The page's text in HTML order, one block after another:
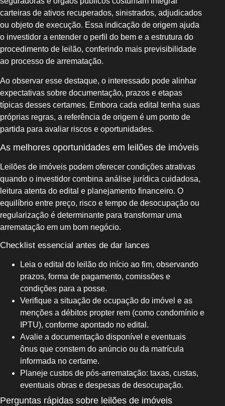
carteiras de ativos recuperados, sinistrados, adjudicados
ou objeto de execução. Essa indicação de origem ajuda
o investidor a entender o perfil do bem e a estrutura do
procedimento de leilão, conferindo mais previsibilidade
ao processo de arrematação.
Ao observar esse destaque, o interessado pode alinhar
expectativas sobre documentação, prazos e etapas
típicas desses certames. Embora cada edital tenha suas
próprias regras, a referência de origem é um ponto de
partida para avaliar riscos e oportunidades.
As melhores oportunidades em leilões de imóveis
Leilões de imóveis podem oferecer condições atrativas
quando o investidor combina análise jurídica cuidadosa,
leitura atenta do edital e planejamento financeiro. O
equilíbrio entre preço, risco e tempo de desocupação ou
regularização é determinante para transformar uma
arrematação em um bom negócio.
Checklist essencial antes de dar lances
Leia o edital do leilão do início ao fim, observando
prazos, forma de pagamento, comissões e
condições para a posse.
Verifique a situação de ocupação do imóvel e as
menções a débitos propter rem (como condomínio e
IPTU), conforme apontado no edital.
Avalie a documentação disponível e eventuais
ônus que constem do anúncio ou da matrícula
informada no certame.
Planeje custos de pós-arrematação: taxas, custas,
eventuais obras e despesas de desocupação.
Perguntas rápidas sobre leilões de imóveis